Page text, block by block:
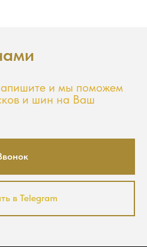
и мы поможем
и шин на Ваш
в Telegram